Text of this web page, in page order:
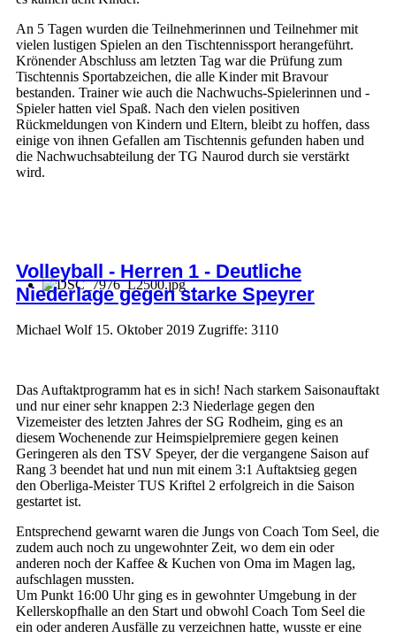
An 5 Tagen wurden die Teilnehmerinnen und Teilnehmer mit
vielen lustigen Spielen an den Tischtennissport herangeführt.
Krönender Abschluss am letzten Tag war die Prüfung zum
Tischtennis Sportabzeichen, die alle Kinder mit Bravour
bestanden. Trainer wie auch die Nachwuchs-Spielerinnen und -
Spieler hatten viel Spaß. Nach den vielen positiven
Rückmeldungen von Kindern und Eltern, bleibt zu hoffen, dass
einige von ihnen Gefallen am Tischtennis gefunden haben und
die Nachwuchsabteilung der TG Naurod durch sie verstärkt
wird.
Volleyball - Herren 1 - Deutliche
Niederlage gegen starke Speyrer
Michael Wolf 15. Oktober 2019 Zugriffe: 3110
Das Auftaktprogramm hat es in sich! Nach starkem Saisonauftakt
und nur einer sehr knappen 2:3 Niederlage gegen den
Vizemeister des letzten Jahres der SG Rodheim, ging es an
diesem Wochenende zur Heimspielpremiere gegen keinen
Geringeren als den TSV Speyer, der die vergangene Saison auf
Rang 3 beendet hat und nun mit einem 3:1 Auftaktsieg gegen
den Oberliga-Meister TUS Kriftel 2 erfolgreich in die Saison
gestartet ist.
Entsprechend gewarnt waren die Jungs von Coach Tom Seel, die
zudem auch noch zu ungewohnter Zeit, wo dem ein oder
anderen noch der Kaffee & Kuchen von Oma im Magen lag,
aufschlagen mussten.
Um Punkt 16:00 Uhr ging es in gewohnter Umgebung in der
Kellerskopfhalle an den Start und obwohl Coach Tom Seel die
ein oder anderen Ausfälle zu verzeichnen hatte, wusste er eine